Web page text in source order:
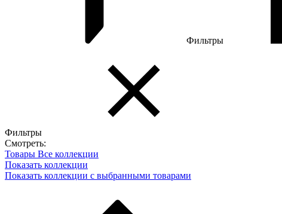
Фильтры
Фильтры
Смотреть:
Товары Все коллекции
Показать коллекции
Показать коллекции с выбранными товарами